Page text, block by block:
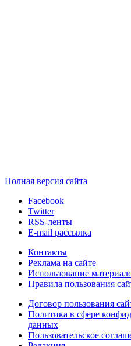
Полная версия сайта
Facebook
Twitter
RSS-ленты
E-mail рассылка
Контакты
Реклама на сайте
Использование
Правила пользования
Договор пользования
Политика в сфере
данных
Пользовательское